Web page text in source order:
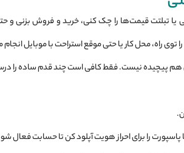
تبلتت قیمت‌ها را چک کنی، خرید و فروش بزنی و
راه، محل کار یا حتی موقع استراحت با موبایل
هم پیچیده نیست. فقط کافی است چند قدم ساده را
پاسپورت را برای احراز هویت آپلود کن تا حسابت فعال